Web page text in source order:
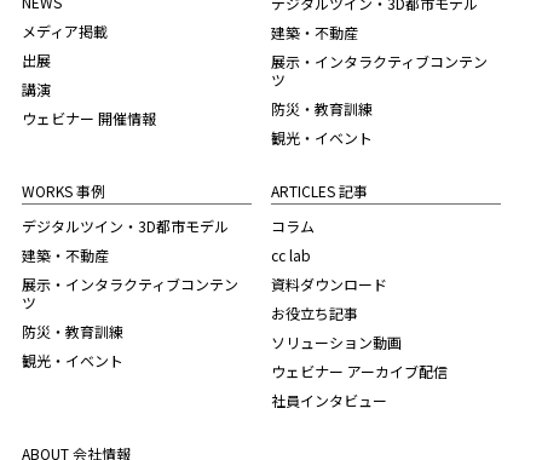
メディア掲載
出展
講演
ウェビナー 開催情報
WORKS 事例
デジタルツイン・3D都市モデル
建築・不動産
展示・インタラクティブコンテン
ツ
防災・教育訓練
観光・イベント
建築・不動産
展示・インタラクティブコンテン
ツ
防災・教育訓練
観光・イベント
ARTICLES 記事
コラム
cc lab
資料ダウンロード
お役立ち記事
ソリューション動画
ウェビナー アーカイブ配信
社員インタビュー
ABOUT 会社情報